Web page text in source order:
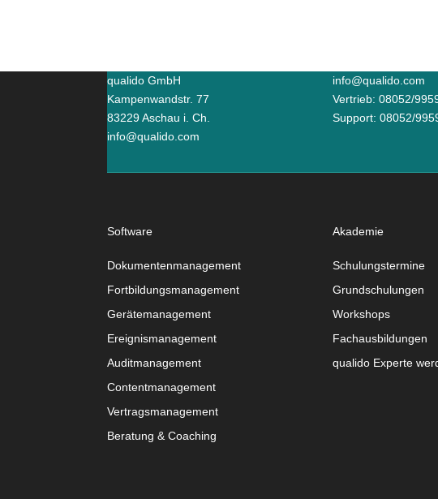
qualido GmbH
Kampenwandstr. 77
83229 Aschau i. Ch.
info@qualido.com
info@qualido.com
Vertrieb: 08052/
Support: 08052/
Software
Dokumentenmanagement
Fortbildungsmanagement
Gerätemanagement
Ereignismanagement
Auditmanagement
Contentmanagement
Vertragsmanagement
Beratung & Coaching
Akademie
Schulungstermine
Grundschulungen
Workshops
Fachausbildungen
qualido Experte